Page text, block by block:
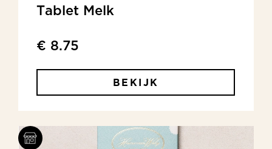
Tablet Melk
€ 8.75
BEKIJK